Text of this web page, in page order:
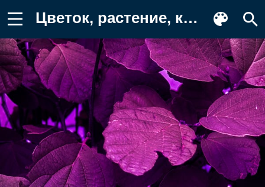
Цветок, растение, красочность, пурпур Фон для телефона